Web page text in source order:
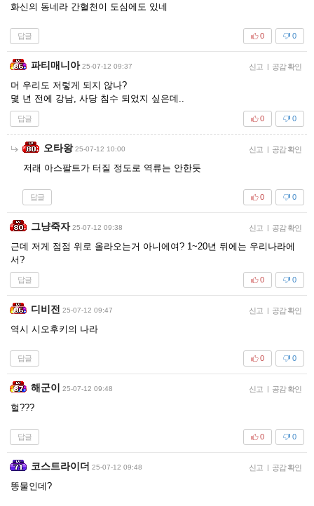
화신의 동네라 간혈천이 도심에도 있네
답글 0
0
파티매니아 25-07-12 09:37 신고 | 공감 확인
머 우리도 저렇게 되지 않나?
몇 년 전에 강남, 사당 침수 되었지 싶은데..
답글 0
0
오타왕 25-07-12 10:00 신고 | 공감 확인
저래 아스팔트가 터질 정도로 역류는 안한듯
답글 0
0
그냥죽자 25-07-12 09:38 신고 | 공감 확인
근데 저게 점점 위로 올라오는거 아니에여? 1~20년 뒤에는 우리나라에
서?
답글 0
0
디비전 25-07-12 09:47 신고 | 공감 확인
역시 시오후키의 나라
답글 0
0
해군이 25-07-12 09:48 신고 | 공감 확인
헐???
답글 0
0
코스트라이더 25-07-12 09:48 신고 | 공감 확인
똥물인데?